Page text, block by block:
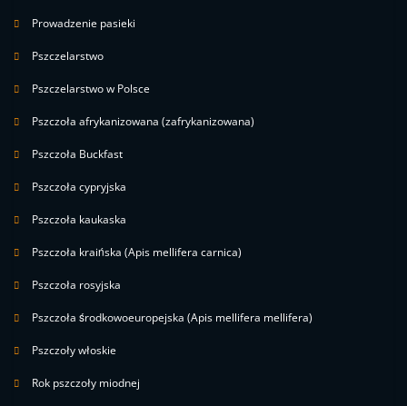
Prowadzenie pasieki
Pszczelarstwo
Pszczelarstwo w Polsce
Pszczoła afrykanizowana (zafrykanizowana)
Pszczoła Buckfast
Pszczoła cypryjska
Pszczoła kaukaska
Pszczoła kraińska (Apis mellifera carnica)
Pszczoła rosyjska
Pszczoła środkowoeuropejska (Apis mellifera mellifera)
Pszczoły włoskie
Rok pszczoły miodnej